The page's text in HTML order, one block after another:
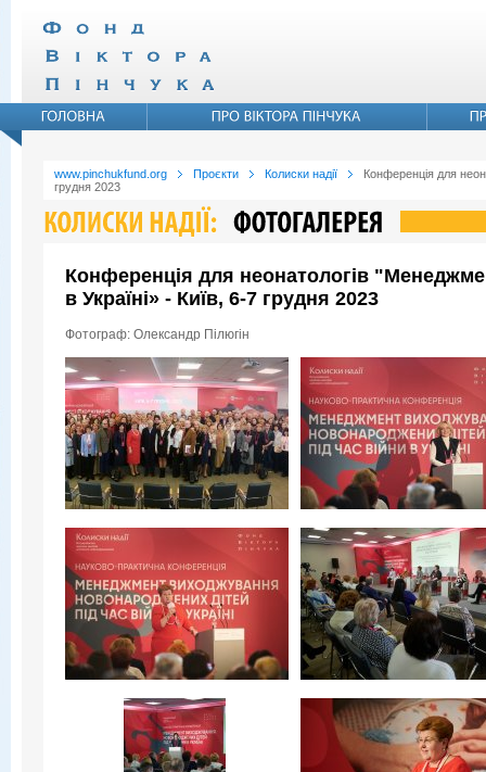
www.pinchukfund.org Проєкти Колиски надії
Конференція для
грудня 2023
Конференція для неонатологів
в Україні» - Київ, 6-7 грудня 2023
Фотограф: Олександр Пілюгін